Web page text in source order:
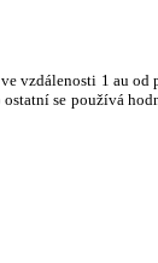
vzdálenosti 1 au od
se používá